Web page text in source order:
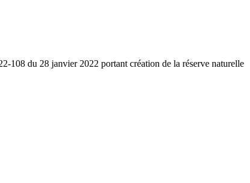
108 du 28 janvier 2022 portant création de la réserve naturelle